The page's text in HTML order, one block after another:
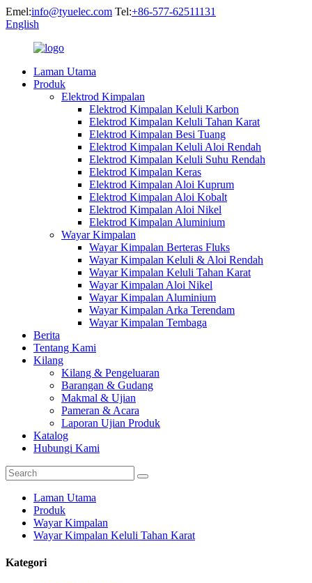
Emel:info@tyuelec.com Tel:+86-577-62511131
English
Laman Utama
Produk
Elektrod Kimpalan
Elektrod Kimpalan Keluli Karbon
Elektrod Kimpalan Keluli Tahan Karat
Elektrod Kimpalan Besi Tuang
Elektrod Kimpalan Keluli Aloi Rendah
Elektrod Kimpalan Keluli Suhu Rendah
Elektrod Kimpalan Keras
Elektrod Kimpalan Aloi Kuprum
Elektrod Kimpalan Aloi Kobalt
Elektrod Kimpalan Aloi Nikel
Elektrod Kimpalan Aluminium
Wayar Kimpalan
Wayar Kimpalan Berteras Fluks
Wayar Kimpalan Keluli & Aloi Rendah
Wayar Kimpalan Keluli Tahan Karat
Wayar Kimpalan Aloi Nikel
Wayar Kimpalan Aluminium
Wayar Kimpalan Arka Terendam
Wayar Kimpalan Tembaga
Berita
Tentang Kami
Kilang
Kilang & Pengeluaran
Barangan & Gudang
Makmal & Ujian
Pameran & Acara
Laporan Ujian Produk
Katalog
Hubungi Kami
Laman Utama
Produk
Wayar Kimpalan
Wayar Kimpalan Keluli Tahan Karat
Kategori